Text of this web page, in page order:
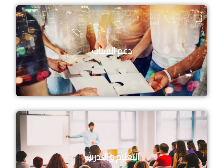
دعم الشباب
التعليم و التدريب